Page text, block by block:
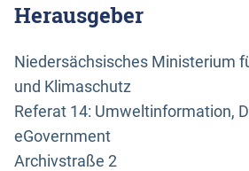
Herausgeber
Niedersächsisches Ministerium
und Klimaschutz
Referat 14: Umweltinformation,
eGovernment
Archivstraße 2